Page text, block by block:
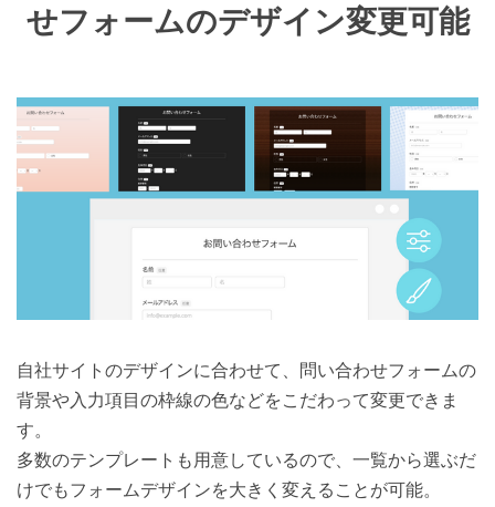
せフォームのデザイン変更可能
自社サイトのデザインに合わせて、問い合わせフォームの
背景や入力項目の枠線の色などをこだわって変更できま
す。
多数のテンプレートも用意しているので、一覧から選ぶだ
けでもフォームデザインを大きく変えることが可能。